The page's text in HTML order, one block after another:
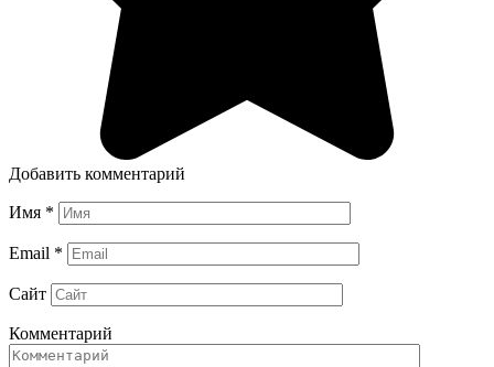
Добавить комментарий
Имя *
Email *
Сайт
Комментарий